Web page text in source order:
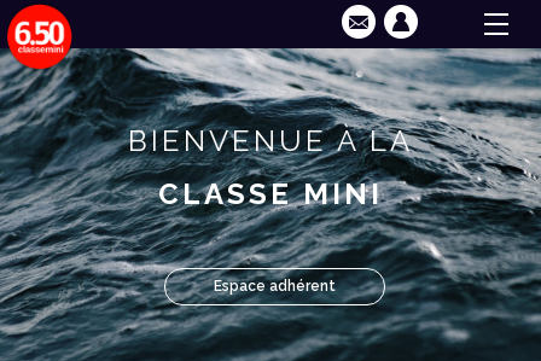
BIENVENUE À LA
CLASSE MINI
Espace adhérent